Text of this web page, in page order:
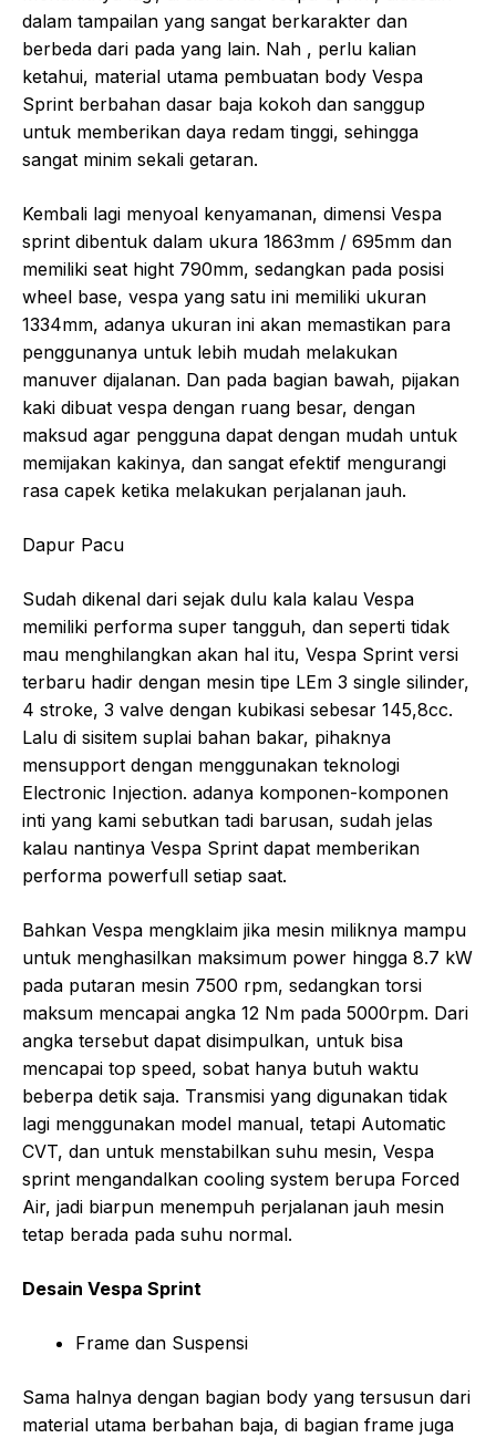
dalam tampailan yang sangat berkarakter dan
berbeda dari pada yang lain. Nah , perlu kalian
ketahui, material utama pembuatan body Vespa
Sprint berbahan dasar baja kokoh dan sanggup
untuk memberikan daya redam tinggi, sehingga
sangat minim sekali getaran.
Kembali lagi menyoal kenyamanan, dimensi Vespa
sprint dibentuk dalam ukura 1863mm / 695mm dan
memiliki seat hight 790mm, sedangkan pada posisi
wheel base, vespa yang satu ini memiliki ukuran
1334mm, adanya ukuran ini akan memastikan para
penggunanya untuk lebih mudah melakukan
manuver dijalanan. Dan pada bagian bawah, pijakan
kaki dibuat vespa dengan ruang besar, dengan
maksud agar pengguna dapat dengan mudah untuk
memijakan kakinya, dan sangat efektif mengurangi
rasa capek ketika melakukan perjalanan jauh.
Dapur Pacu
Sudah dikenal dari sejak dulu kala kalau Vespa
memiliki performa super tangguh, dan seperti tidak
mau menghilangkan akan hal itu, Vespa Sprint versi
terbaru hadir dengan mesin tipe LEm 3 single silinder,
4 stroke, 3 valve dengan kubikasi sebesar 145,8cc.
Lalu di sisitem suplai bahan bakar, pihaknya
mensupport dengan menggunakan teknologi
Electronic Injection. adanya komponen-komponen
inti yang kami sebutkan tadi barusan, sudah jelas
kalau nantinya Vespa Sprint dapat memberikan
performa powerfull setiap saat.
Bahkan Vespa mengklaim jika mesin miliknya mampu
untuk menghasilkan maksimum power hingga 8.7 kW
pada putaran mesin 7500 rpm, sedangkan torsi
maksum mencapai angka 12 Nm pada 5000rpm. Dari
angka tersebut dapat disimpulkan, untuk bisa
mencapai top speed, sobat hanya butuh waktu
beberpa detik saja. Transmisi yang digunakan tidak
lagi menggunakan model manual, tetapi Automatic
CVT, dan untuk menstabilkan suhu mesin, Vespa
sprint mengandalkan cooling system berupa Forced
Air, jadi biarpun menempuh perjalanan jauh mesin
tetap berada pada suhu normal.
Desain Vespa Sprint
Frame dan Suspensi
Sama halnya dengan bagian body yang tersusun dari
material utama berbahan baja, di bagian frame juga